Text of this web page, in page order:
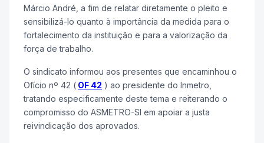
Márcio André, a fim de relatar diretamente o pleito e
sensibilizá-lo quanto à importância da medida para o
fortalecimento da instituição e para a valorização da
força de trabalho.
O sindicato informou aos presentes que encaminhou o
Ofício nº 42 ( OF 42 ) ao presidente do Inmetro,
tratando especificamente deste tema e reiterando o
compromisso do ASMETRO-SI em apoiar a justa
reivindicação dos aprovados.